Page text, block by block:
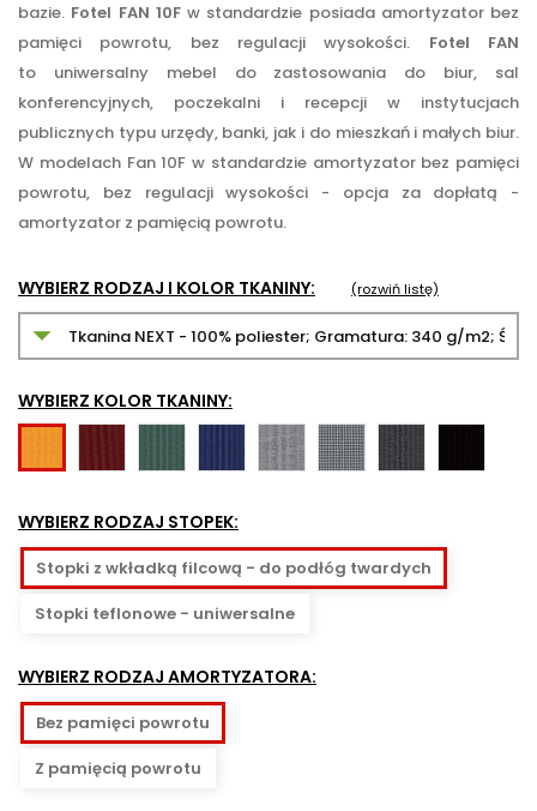
bazie. Fotel FAN 10F w standardzie posiada amortyzator bez
pamięci powrotu, bez regulacji wysokości. Fotel FAN
to uniwersalny mebel do zastosowania do biur, sal
konferencyjnych, poczekalni i recepcji w instytucjach
publicznych typu urzędy, banki, jak i do mieszkań i małych biur.
W modelach Fan 10F w standardzie amortyzator bez pamięci
powrotu, bez regulacji wysokości - opcja za dopłatą -
amortyzator z pamięcią powrotu.
WYBIERZ RODZAJ I KOLOR TKANINY: (rozwiń listę)
WYBIERZ KOLOR TKANINY:
1
żółty
NX-
7
bordowy
11
ciemnozielony
15
granatowy
NX-
10
NX-
12
czarna
kratka
NX-
14
16
WYBIERZ RODZAJ STOPEK:
Stopki z wkładką filcową - do podłóg twardych
Stopki teflonowe - uniwersalne
WYBIERZ RODZAJ AMORTYZATORA:
Bez pamięci powrotu
Z pamięcią powrotu